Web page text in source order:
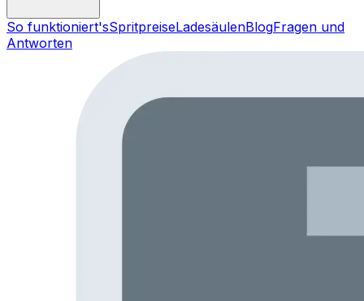
So funktioniert'sSpritpreiseLadesäulenBlogFragen und
Antworten